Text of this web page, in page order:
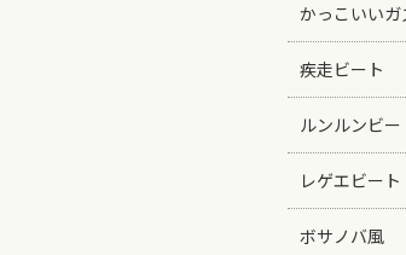
かっこいいガ
疾走ビート
ルンルンビー
レゲエビート
ボサノバ風